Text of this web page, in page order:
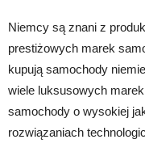
Niemcy są znani z
prestiżowych marek
kupują samochody
wiele luksusowych
samochody o wysokiej
rozwiązaniach